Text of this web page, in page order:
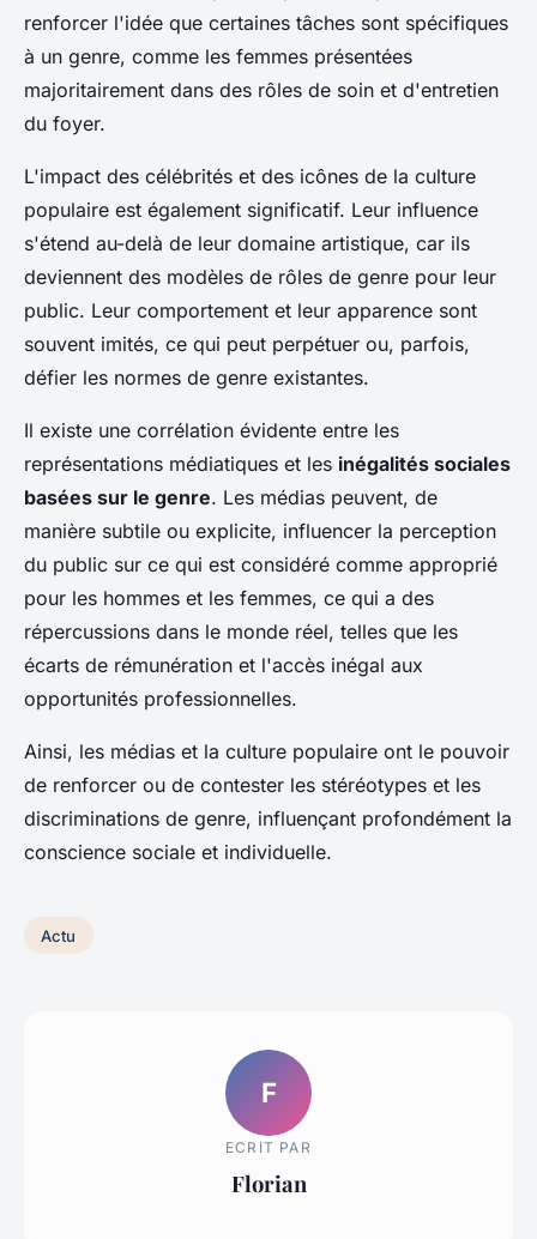
renforcer l'idée que certaines tâches sont spécifiques
à un genre, comme les femmes présentées
majoritairement dans des rôles de soin et d'entretien
du foyer.
L'impact des célébrités et des icônes de la culture
populaire est également significatif. Leur influence
s'étend au-delà de leur domaine artistique, car ils
deviennent des modèles de rôles de genre pour leur
public. Leur comportement et leur apparence sont
souvent imités, ce qui peut perpétuer ou, parfois,
défier les normes de genre existantes.
Il existe une corrélation évidente entre les
représentations médiatiques et les inégalités sociales
basées sur le genre. Les médias peuvent, de
manière subtile ou explicite, influencer la perception
du public sur ce qui est considéré comme approprié
pour les hommes et les femmes, ce qui a des
répercussions dans le monde réel, telles que les
écarts de rémunération et l'accès inégal aux
opportunités professionnelles.
Ainsi, les médias et la culture populaire ont le pouvoir
de renforcer ou de contester les stéréotypes et les
discriminations de genre, influençant profondément la
conscience sociale et individuelle.
Actu
F
ECRIT PAR
Florian